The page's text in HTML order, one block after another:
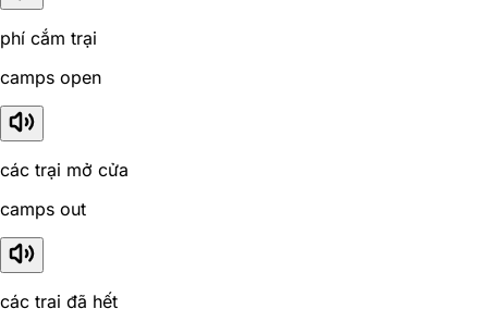
phí cắm trại
camps open
các trại mở cửa
camps out
các trại đã hết